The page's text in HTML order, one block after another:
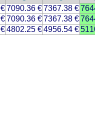
7090.36 €7367.38 €
7090.36 €7367.38 €
4802.25 €4956.54 €